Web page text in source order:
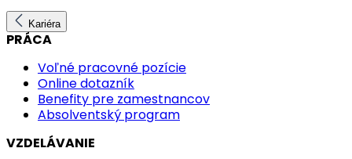
Kariéra
PRÁCA
Voľné pracovné pozície
Online dotazník
Benefity pre zamestnancov
Absolventský program
VZDELÁVANIE